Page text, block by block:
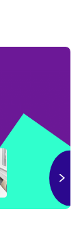
балета с
компания